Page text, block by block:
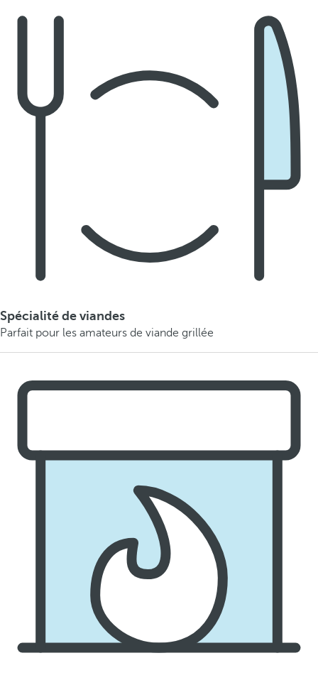
Spécialité de viandes
Parfait pour les amateurs de viande grillée